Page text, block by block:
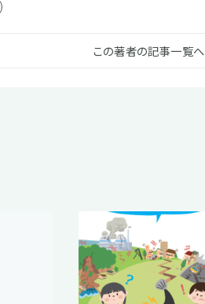
この著者の記事一覧へ